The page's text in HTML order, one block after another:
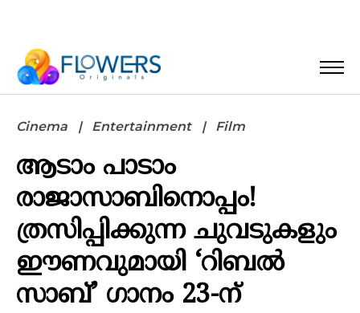
Cinema Entertainment Film
ആടാം പാടാം
രാജാസാബിനൊപ്പം!
ത്രസിപ്പിക്കുന്ന ചുവടുകളും
ഈണവുമായി ‘റിബൽ
സാബ്’ ഗാനം 23-ന്